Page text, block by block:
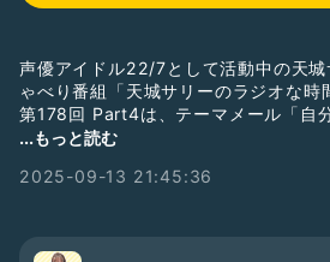
声優アイドル22/7として活動中の天城
ゃべり番組「天城サリーのラジオな時
第178回 Part4は、テーマメール「自
で、そちらも是非お付き合い下さいね。
Radiotalkの番組ページからご入会くだ
...もっと読む
2025-09-13 21:45:36